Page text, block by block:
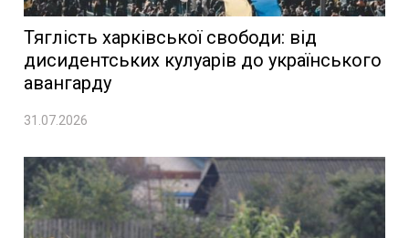
Тяглість харківської свободи: від
дисидентських кулуарів до українського
авангарду
31.07.2026